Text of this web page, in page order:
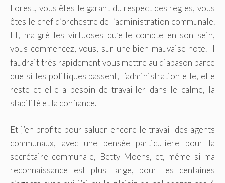
Forest, vous êtes le garant du respect des règles, vous
êtes le chef d’orchestre de l’administration communale.
Et, malgré les virtuoses qu’elle compte en son sein,
vous commencez, vous, sur une bien mauvaise note. Il
faudrait très rapidement vous mettre au diapason parce
que si les politiques passent, l’administration elle, elle
reste et elle a besoin de travailler dans le calme, la
stabilité et la confiance.
Et j’en profite pour saluer encore le travail des agents
communaux, avec une pensée particulière pour la
secrétaire communale, Betty Moens, et, même si ma
reconnaissance est plus large, pour les centaines